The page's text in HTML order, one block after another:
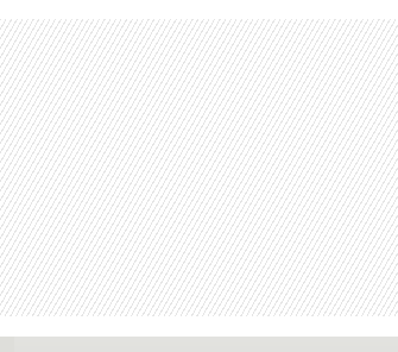
Skip to main content